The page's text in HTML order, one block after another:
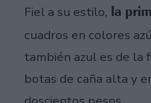
Fiel a su estilo, la
cuadros en colores
también azul es de la
botas de caña alta y